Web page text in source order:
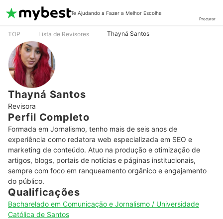
Te Ajudando a Fazer a Melhor Escolha
Procurar
TOP Lista de Revisores Thayná Santos
Thayná Santos
Revisora
Perfil Completo
Formada em Jornalismo, tenho mais de seis anos de
experiência como redatora web especializada em SEO e
marketing de conteúdo. Atuo na produção e otimização de
artigos, blogs, portais de notícias e páginas institucionais,
sempre com foco em ranqueamento orgânico e engajamento
do público.
Qualificações
Bacharelado em Comunicação e Jornalismo / Universidade
Católica de Santos